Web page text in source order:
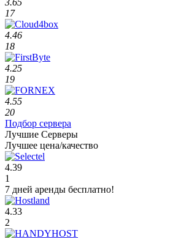
17
4.46
18
4.25
19
4.55
20
Подбор сервера
Лучшие Серверы
Лучшее цена/качество
4.39
1
7 дней аренды бесплатно!
4.33
2